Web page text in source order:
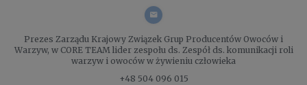
Prezes Zarządu Krajowy Związek Grup Producentów Owoców i
Warzyw, w CORE TEAM lider zespołu ds. Zespół ds. komunikacji roli
warzyw i owoców w żywieniu człowieka
+48 504 096 015